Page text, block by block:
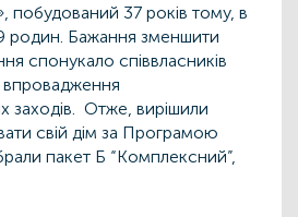
побудований 37 років тому, в
родин. Бажання зменшити
спонукало співвласників
заходів. Отже, вирішили
свій дім за Програмою
пакет Б “Комплексний”,